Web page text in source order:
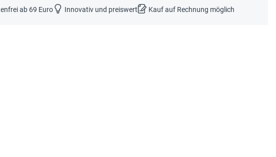
ab 69 Euro Innovativ und preiswert Kauf auf Rechnung möglich